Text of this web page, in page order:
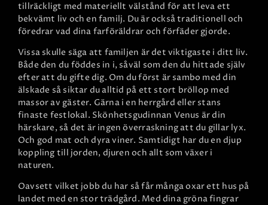
tillräckligt med materiellt välstånd för att leva ett
bekvämt liv och en familj. Du är också traditionell och
föredrar vad dina farföräldrar och förfäder gjorde.
Vissa skulle säga att familjen är det viktigaste i ditt liv.
Både den du föddes in i, såväl som den du hittade själv
efter att du gifte dig. Om du först är sambo med din
älskade så siktar du alltid på ett stort bröllop med
massor av gäster. Gärna i en herrgård eller stans
finaste festlokal. Skönhetsgudinnan Venus är din
härskare, så det är ingen överraskning att du gillar lyx.
Och god mat och dyra viner. Samtidigt har du en djup
koppling till jorden, djuren och allt som växer i
naturen.
Oavsett vilket jobb du har så får många oxar ett hus på
landet med en stor trädgård. Med dina gröna fingrar